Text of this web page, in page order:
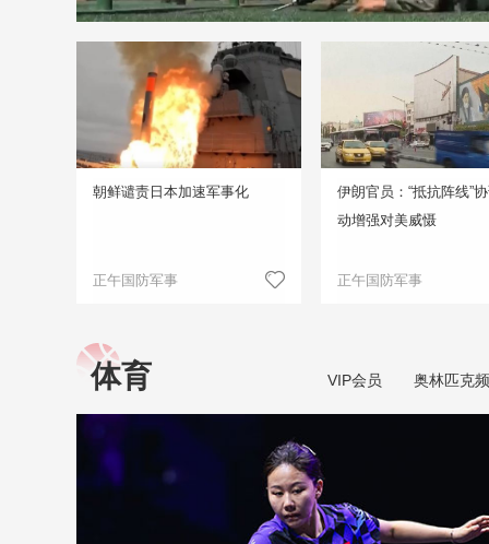
朝鲜谴责日本加速军事化
正午国防军事
伊朗官员：“抵抗阵线”
动增强对美威慑
正午国防军事
体育 VIP会员 奥林匹克